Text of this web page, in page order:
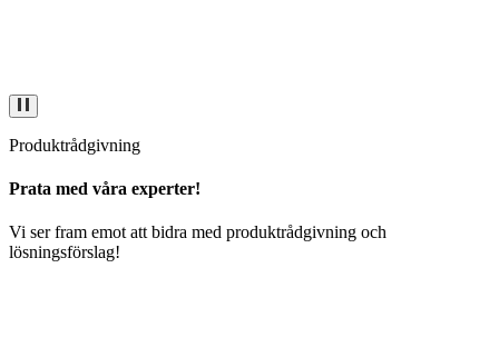
Produktrådgivning
Prata med våra experter!
Vi ser fram emot att bidra med produktrådgivning och
lösningsförslag!